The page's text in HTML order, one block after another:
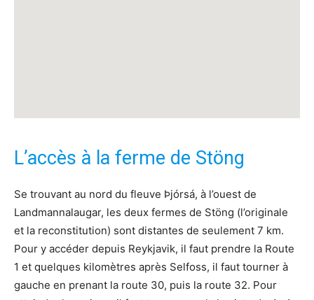
L’accès à la ferme de Stöng
Se trouvant au nord du fleuve Þjórsá, à l’ouest de
Landmannalaugar, les deux fermes de Stöng (l’originale
et la reconstitution) sont distantes de seulement 7 km.
Pour y accéder depuis Reykjavik, il faut prendre la Route
1 et quelques kilomètres après Selfoss, il faut tourner à
gauche en prenant la route 30, puis la route 32. Pour